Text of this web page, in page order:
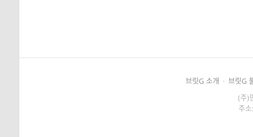
브릿G 소개 · 브릿G
(주)
주